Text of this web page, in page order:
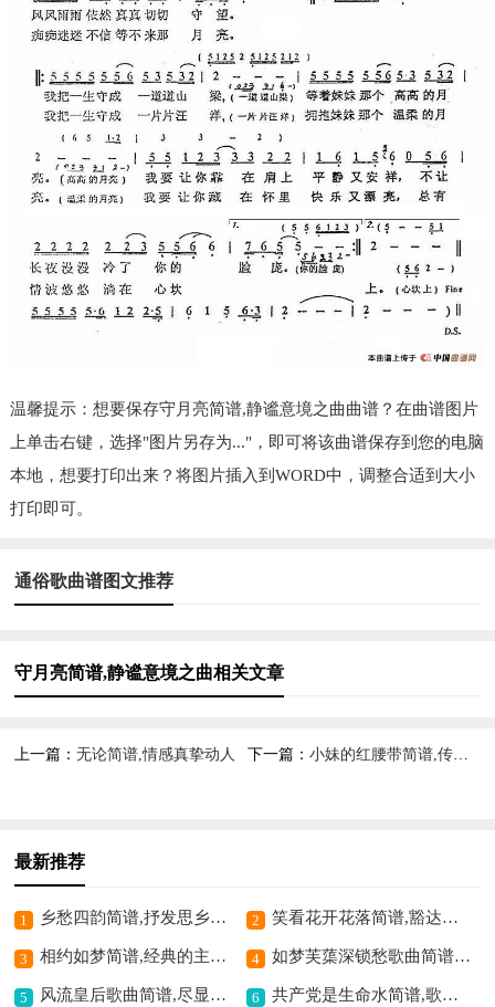
温馨提示：想要保存守月亮简谱,静谧意境之曲曲谱？在曲谱图片
上单击右键，选择"图片另存为..."，即可将该曲谱保存到您的电脑
本地，想要打印出来？将图片插入到WORD中，调整合适到大小
打印即可。
通俗歌曲谱图文推荐
守月亮简谱,静谧意境之曲相关文章
上一篇：无论简谱,情感真挚动人 下一篇： 小妹的红腰带简谱,传递深情韵味
最新推荐
1 乡愁四韵简谱,抒发思乡深情 2 笑看花开花落简谱,豁达悠然之境
3 相约如梦简谱,经典的主题歌 4 如梦芙蕖深锁愁歌曲简谱,愁绪如梦难消散
5 风流皇后歌曲简谱,尽显电视剧风情 6 共产党是生命水简谱,歌颂党的恩情